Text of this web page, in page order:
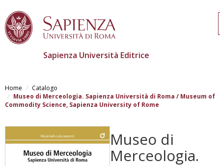
main
content
Sapienza Università Editrice
Home
Catalogo
Museo di Merceologia. Sapienza Università di Roma / Museum of
Commodity Science, Sapienza University of Rome
Museo di
Merceologia.